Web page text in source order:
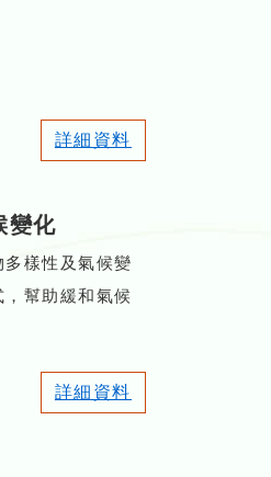
詳細資料
變化
樣性及氣候變
幫助緩和氣候
詳細資料